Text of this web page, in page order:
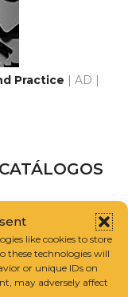
like cookies to store
these technologies will
or unique IDs on
may adversely affect
Practice | AD |
RESEARCH